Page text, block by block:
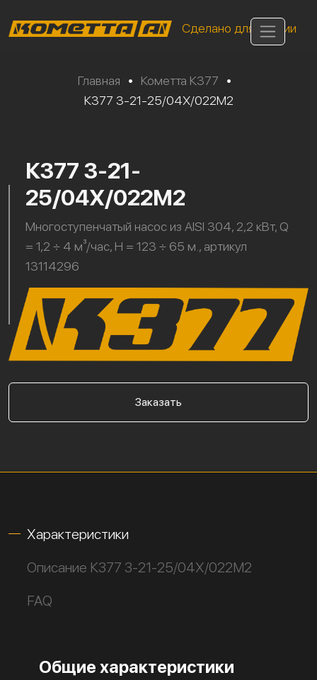
Сделано для России
Главная • Кометта К377
•
К377 3-21-25/04Х/022М2
К377 3-21-
25/04Х/022М2
Многоступенчатый насос из AISI 304, 2,2 кВт, Q
= 1,2 ÷ 4 м³/час, H = 123 ÷ 65 м., артикул
13114296
Заказать
Характеристики
Описание К377 3-21-25/04Х/022М2
FAQ
Общие характеристики